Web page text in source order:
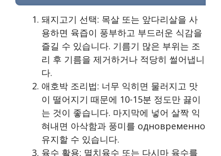
돼지고기 선택: 목살 또는 앞다리살을 사
용하면 육즙이 풍부하고 부드러운 식감을
즐길 수 있습니다. 기름기 많은 부위는 조
리 후 기름을 제거하거나 적당히 썰어냅니
다.
애호박 조리법: 너무 익히면 물러지고 맛
이 떨어지기 때문에 10-15분 정도만 끓이
는 것이 좋습니다. 마지막에 넣어 살짝 익
혀내면 아삭함과 풍미를 одновременно
유지할 수 있습니다.
육수 활용: 멸치육수 또는 다시마 육수를